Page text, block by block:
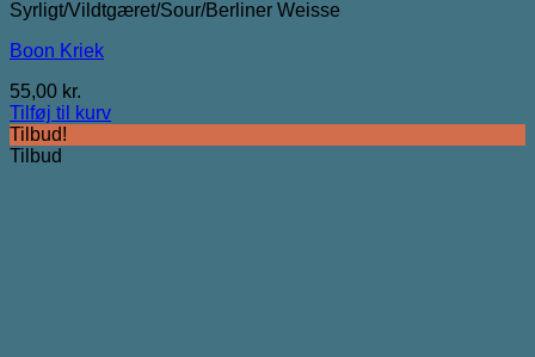
Syrligt/Vildtgæret/Sour/Berliner Weisse
Boon Kriek
55,00 kr.
Tilføj til kurv
Tilbud!
Tilbud